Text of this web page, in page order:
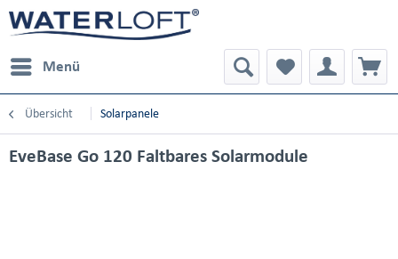
Menü
Übersicht Solarpanele
EveBase Go 120 Faltbares Solarmodule